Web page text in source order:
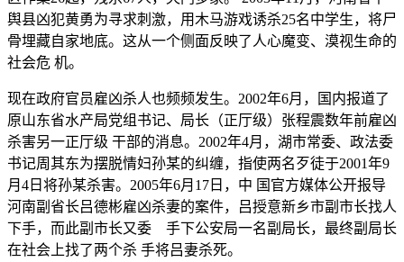
舆县凶犯黄勇为寻求刺激，用木马游戏诱杀25名中学生，将尸
骨埋藏自家地底。这从一个侧面反映了人心魔变、漠视生命的
社会危 机。
现在政府官员雇凶杀人也频频发生。2002年6月，国内报道了
原山东省水产局党组书记、局长（正厅级）张程震数年前雇凶
杀害另一正厅级 干部的消息。2002年4月，湖市常委、政法委
书记周其东为摆脱情妇孙某的纠缠，指使两名歹徒于2001年9
月4日将孙某杀害。2005年6月17日，中 国官方媒体公开报导
河南副省长吕德彬雇凶杀妻的案件，吕授意新乡市副市长找人
下手，而此副市长又委 手下公安局一名副局长，最终副局长
在社会上找了两个杀 手将吕妻杀死。